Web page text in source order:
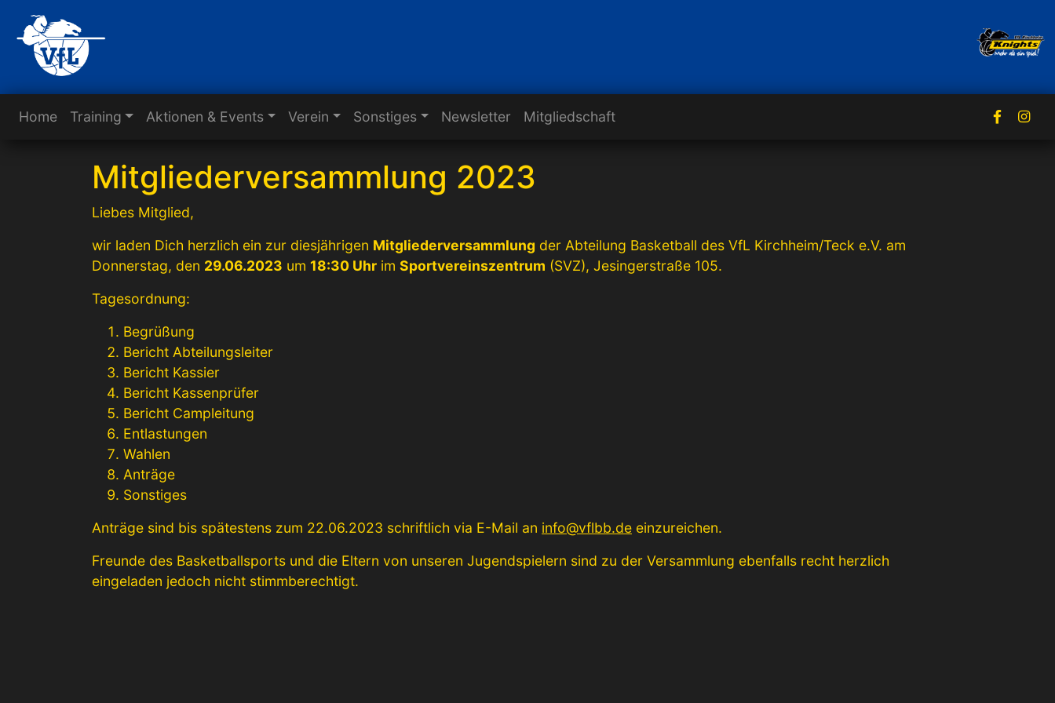
Home Training Aktionen & Events Verein Sonstiges Newsletter Mitgliedschaft
Mitgliederversammlung 2023
Liebes Mitglied,
wir laden Dich herzlich ein zur diesjährigen Mitgliederversammlung der Abteilung Basketball des VfL Kirchheim/Teck e.V. am
Donnerstag, den 29.06.2023 um 18:30 Uhr im Sportvereinszentrum (SVZ), Jesingerstraße 105.
Tagesordnung:
Begrüßung
Bericht Abteilungsleiter
Bericht Kassier
Bericht Kassenprüfer
Bericht Campleitung
Entlastungen
Wahlen
Anträge
Sonstiges
Anträge sind bis spätestens zum 22.06.2023 schriftlich via E-Mail an info@vflbb.de einzureichen.
Freunde des Basketballsports und die Eltern von unseren Jugendspielern sind zu der Versammlung ebenfalls recht herzlich
eingeladen jedoch nicht stimmberechtigt.